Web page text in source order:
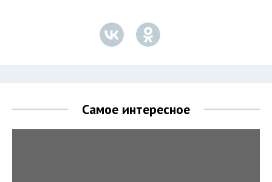
Самое интересное